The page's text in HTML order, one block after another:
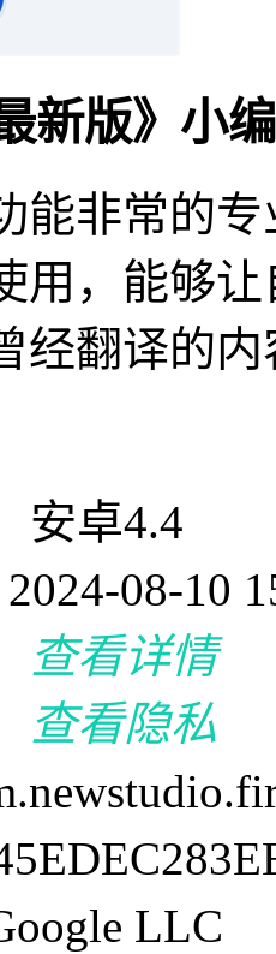
新版》小
能非常的
用，能够
经翻译的内
安卓4.4
08-10
查看详情
查看隐私
LLC